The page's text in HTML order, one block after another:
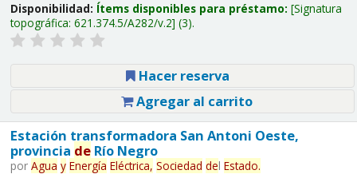
Disponibilidad: Ítems disponibles para préstamo: Signatura
topográfica: 621.374.5/A282/v.2 (3).
Hacer reserva
Agregar al carrito
Estación transformadora San Antoni Oeste,
provincia deRío Negro
por Agua y Energía Eléctrica, Sociedad del Estado.